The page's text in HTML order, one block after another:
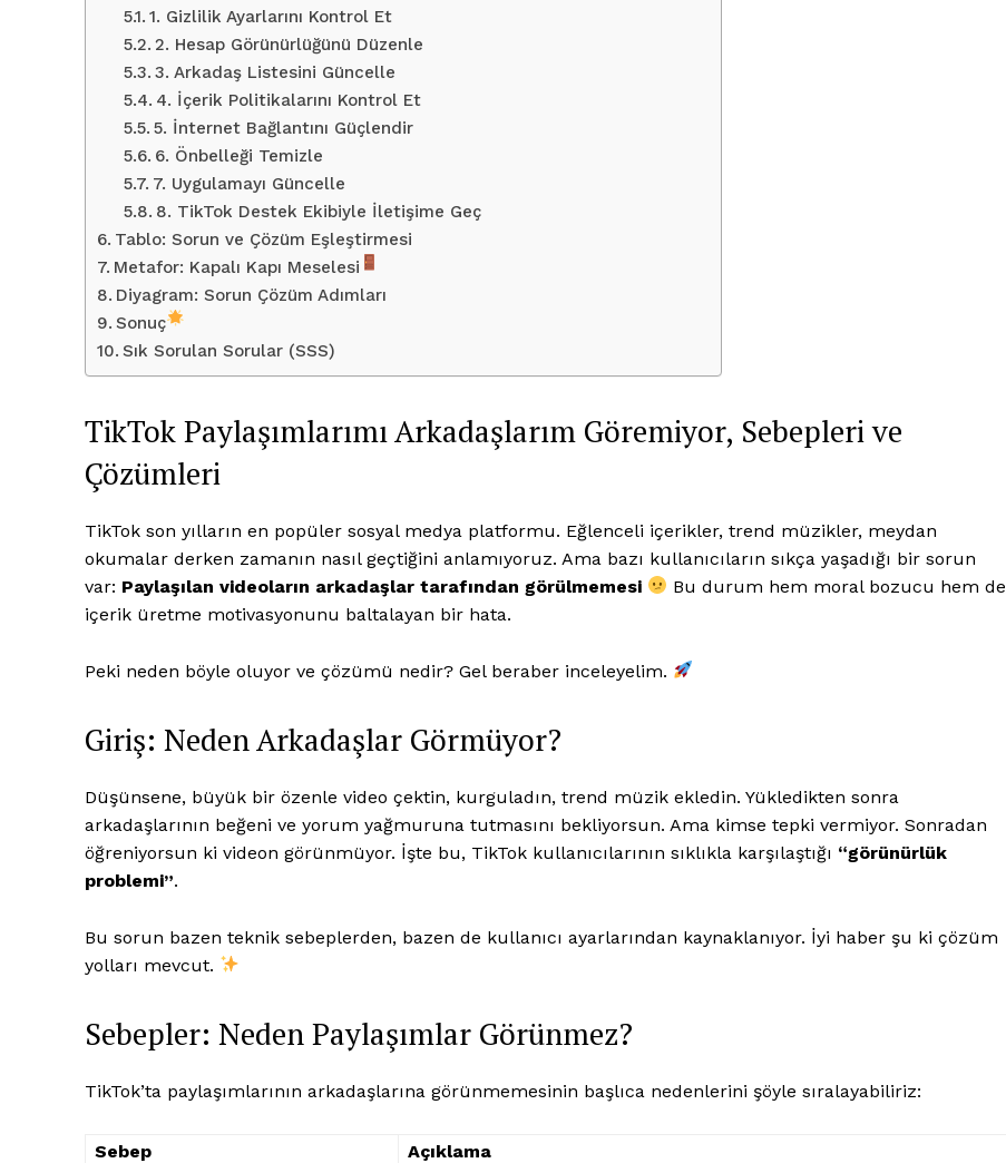
Hesabım
1. Gizlilik Ayarlarını Kontrol Et
2. Hesap Görünürlüğünü Düzenle
3. Arkadaş Listesini Güncelle
4. İçerik Politikalarını Kontrol Et
5. İnternet Bağlantını Güçlendir
6. Önbelleği Temizle
7. Uygulamayı Güncelle
8. TikTok Destek Ekibiyle İletişime Geç
Tablo: Sorun ve Çözüm Eşleştirmesi
Metafor: Kapalı Kapı Meselesi
Diyagram: Sorun Çözüm Adımları
Sonuç
Sık Sorulan Sorular (SSS)
TikTok Paylaşımlarımı Arkadaşlarım Göremiyor, Sebepleri ve
Çözümleri
TikTok son yılların en popüler sosyal medya platformu. Eğlenceli içerikler, trend müzikler, meydan
okumalar derken zamanın nasıl geçtiğini anlamıyoruz. Ama bazı kullanıcıların sıkça yaşadığı bir sorun
var: Paylaşılan videoların arkadaşlar tarafından görülmemesi
Bu durum hem moral bozucu hem de
içerik üretme motivasyonunu baltalayan bir hata.
Peki neden böyle oluyor ve çözümü nedir? Gel beraber inceleyelim.
Giriş: Neden Arkadaşlar Görmüyor?
Düşünsene, büyük bir özenle video çektin, kurguladın, trend müzik ekledin. Yükledikten sonra
arkadaşlarının beğeni ve yorum yağmuruna tutmasını bekliyorsun. Ama kimse tepki vermiyor. Sonradan
öğreniyorsun ki videon görünmüyor. İşte bu, TikTok kullanıcılarının sıklıkla karşılaştığı “görünürlük
problemi”.
Bu sorun bazen teknik sebeplerden, bazen de kullanıcı ayarlarından kaynaklanıyor. İyi haber şu ki çözüm
yolları mevcut.
Sebepler: Neden Paylaşımlar Görünmez?
TikTok’ta paylaşımlarının arkadaşlarına görünmemesinin başlıca nedenlerini şöyle sıralayabiliriz:
Sebep Açıklama